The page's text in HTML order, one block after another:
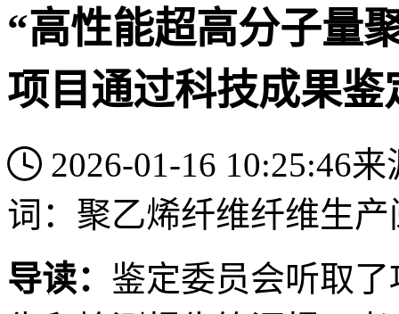
“高性能超高分子量
项目通过科技成果鉴
2026-01-16 10:25:46来
词： 聚乙烯纤维纤维生产
导读： 鉴定委员会听取